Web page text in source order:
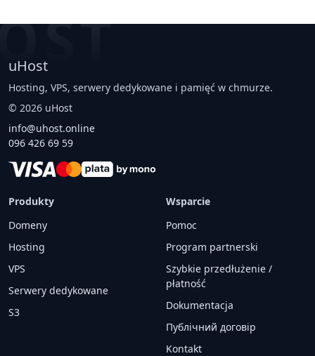
uHost
Hosting, VPS, serwery dedykowane i pamięć w chmurze.
© 2026 uHost
info@uhost.online
096 426 69 59
Produkty
Domeny
Hosting
VPS
Serwery dedykowane
S3
Wsparcie
Pomoc
Program partnerski
Szybkie przedłużenie /
płatność
Dokumentacja
Публічний договір
Kontakt